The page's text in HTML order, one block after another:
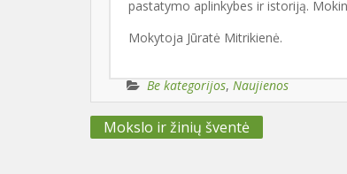
pastatymo aplinkybes ir istoriją.
Mokytoja Jūratė Mitrikienė.
Be kategorijos, Naujienos
Navigacija
tarp
Mokslo ir žinių šventė